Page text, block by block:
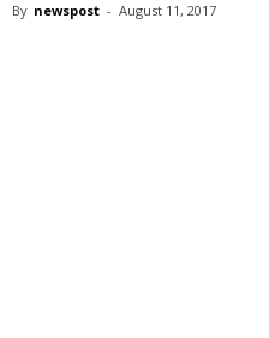
By newspost - August 11, 2017